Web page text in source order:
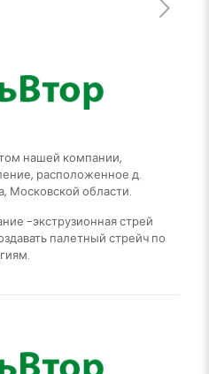
нашей компании,
расположенное д.
Московской области.
-экструзионная стрей
палетный стрейч по